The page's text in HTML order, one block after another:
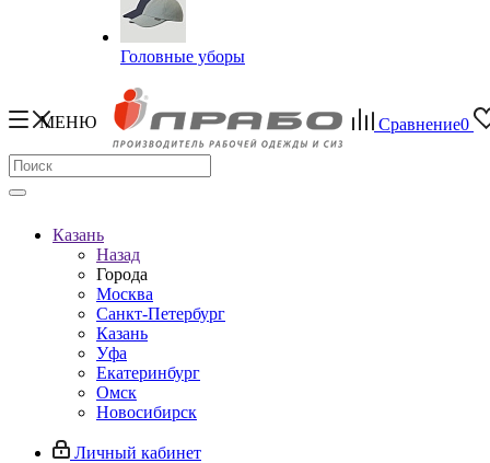
Головные уборы
МЕНЮ Сравнение0
Казань
Назад
Города
Москва
Санкт-Петербург
Казань
Уфа
Екатеринбург
Омск
Новосибирск
Личный кабинет